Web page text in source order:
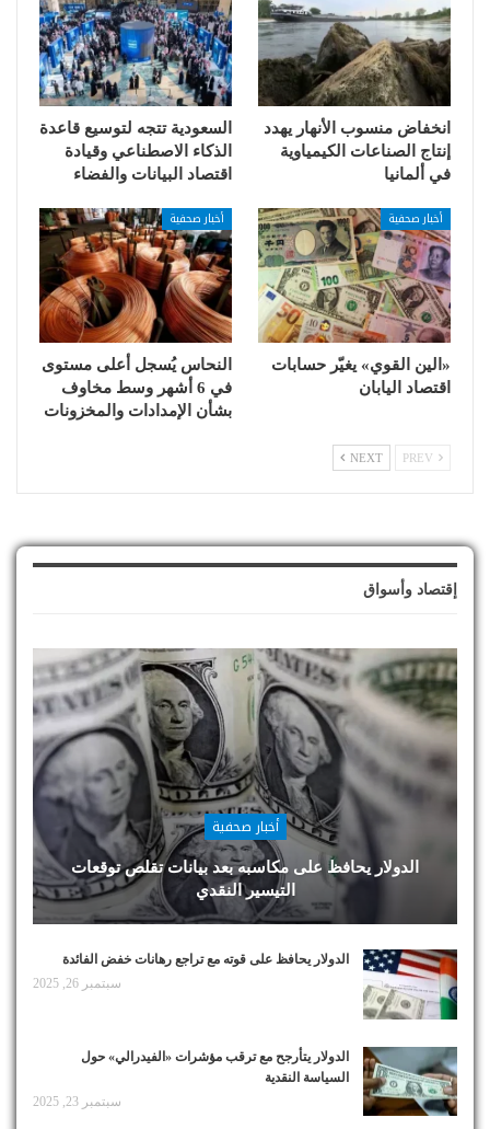
انخفاض منسوب الأنهار يهدد
إنتاج الصناعات الكيمياوية
في ألمانيا
السعودية تتجه لتوسيع قاعدة
الذكاء الاصطناعي وقيادة
اقتصاد البيانات والفضاء
أخبار صحفية
«الين القوي» يغيّر حسابات
اقتصاد اليابان
أخبار صحفية
النحاس يُسجل أعلى مستوى
في 6 أشهر وسط مخاوف
بشأن الإمدادات والمخزونات
NEXT
إقتصاد وأسواق
أخبار صحفية
الدولار يحافظ على مكاسبه بعد بيانات تقلص توقعات
التيسير النقدي
الدولار يحافظ على قوته مع تراجع رهانات خفض الفائدة
سبتمبر 26, 2025
الدولار يتأرجح مع ترقب مؤشرات «الفيدرالي» حول
السياسة النقدية
سبتمبر 23, 2025